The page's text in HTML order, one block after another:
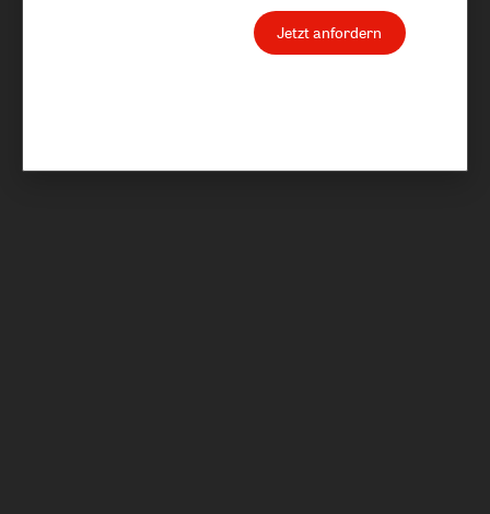
Jetzt anfordern